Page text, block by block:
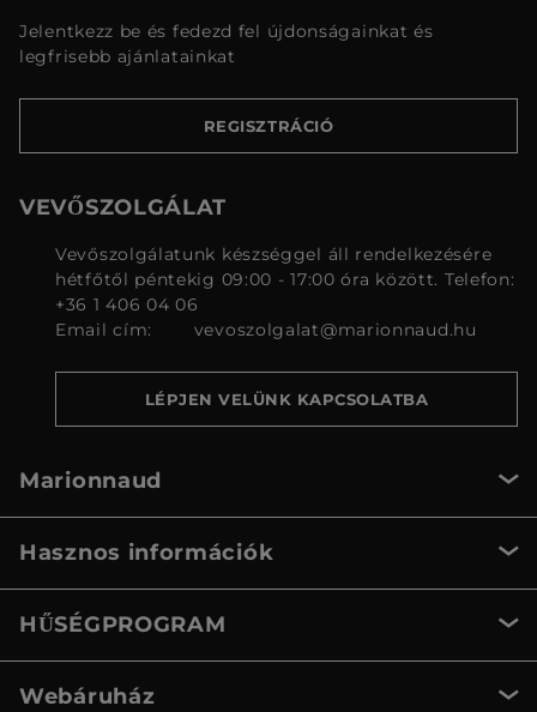
Jelentkezz be és fedezd fel újdonságainkat és
legfrisebb ajánlatainkat
REGISZTRÁCIÓ
VEVŐSZOLGÁLAT
Vevőszolgálatunk készséggel áll rendelkezésére
hétfőtől péntekig 09:00 - 17:00 óra között. Telefon:
+36 1 406 04 06
Email cím:
vevoszolgalat@marionnaud.hu
LÉPJEN VELÜNK KAPCSOLATBA
Marionnaud
Hasznos információk
HŰSÉGPROGRAM
Webáruház